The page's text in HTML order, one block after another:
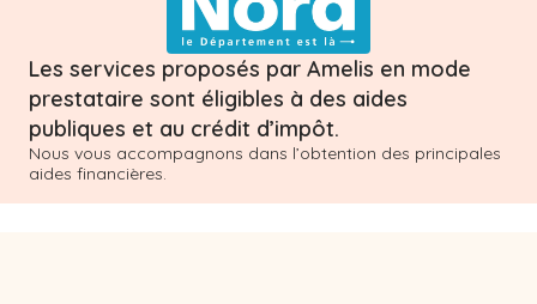
Les services proposés par Amelis en mode
prestataire sont éligibles à des aides
publiques et au crédit d’impôt.
Nous vous accompagnons dans l’obtention des principales
aides financières.